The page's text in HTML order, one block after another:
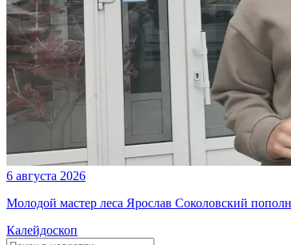
6 августа 2026
Молодой мастер леса Ярослав Соколовский
Калейдоскоп